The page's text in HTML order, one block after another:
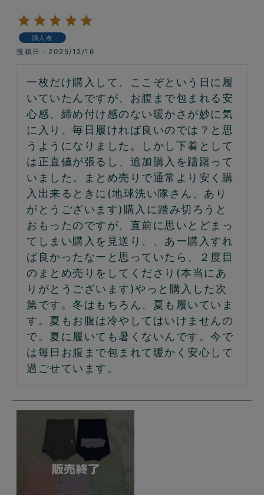
購入者
投稿日 2025/12/16
一枚だけ購入して、ここぞという日に履
いていたんですが、お腹まで包まれる安
心感、締め付け感のない暖かさが妙に気
に入り、毎日履ければ良いのでは？と思
うようになりました。しかし下着として
は正直値が張るし、追加購入を躊躇って
いました。まとめ売りで通常より安く購
入出来るときに(地球洗い隊さん、あり
がとうございます)購入に踏み切ろうと
おもったのですが、直前に思いとどまっ
てしまい購入を見送り、、あー購入すれ
ば良かったなーと思っていたら、２度目
のまとめ売りをしてくださり(本当にあ
りがとうございます)やっと購入した次
第です。冬はもちろん、夏も履いていま
す。夏もお腹は冷やしてはいけませんの
で。夏に履いても暑くないんです。今で
は毎日お腹まで包まれて暖かく安心して
過ごせています。